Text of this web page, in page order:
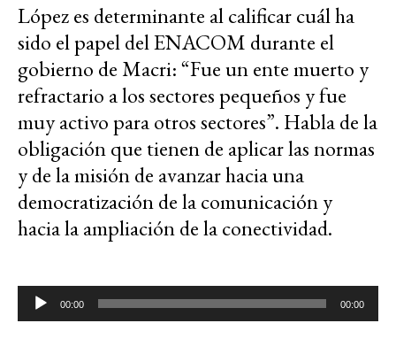
López es determinante al calificar cuál ha
sido el papel del ENACOM durante el
gobierno de Macri: “Fue un ente muerto y
refractario a los sectores pequeños y fue
muy activo para otros sectores”. Habla de la
obligación que tienen de aplicar las normas
y de la misión de avanzar hacia una
democratización de la comunicación y
hacia la ampliación de la conectividad.
Reproductor
de
00:00 00:00